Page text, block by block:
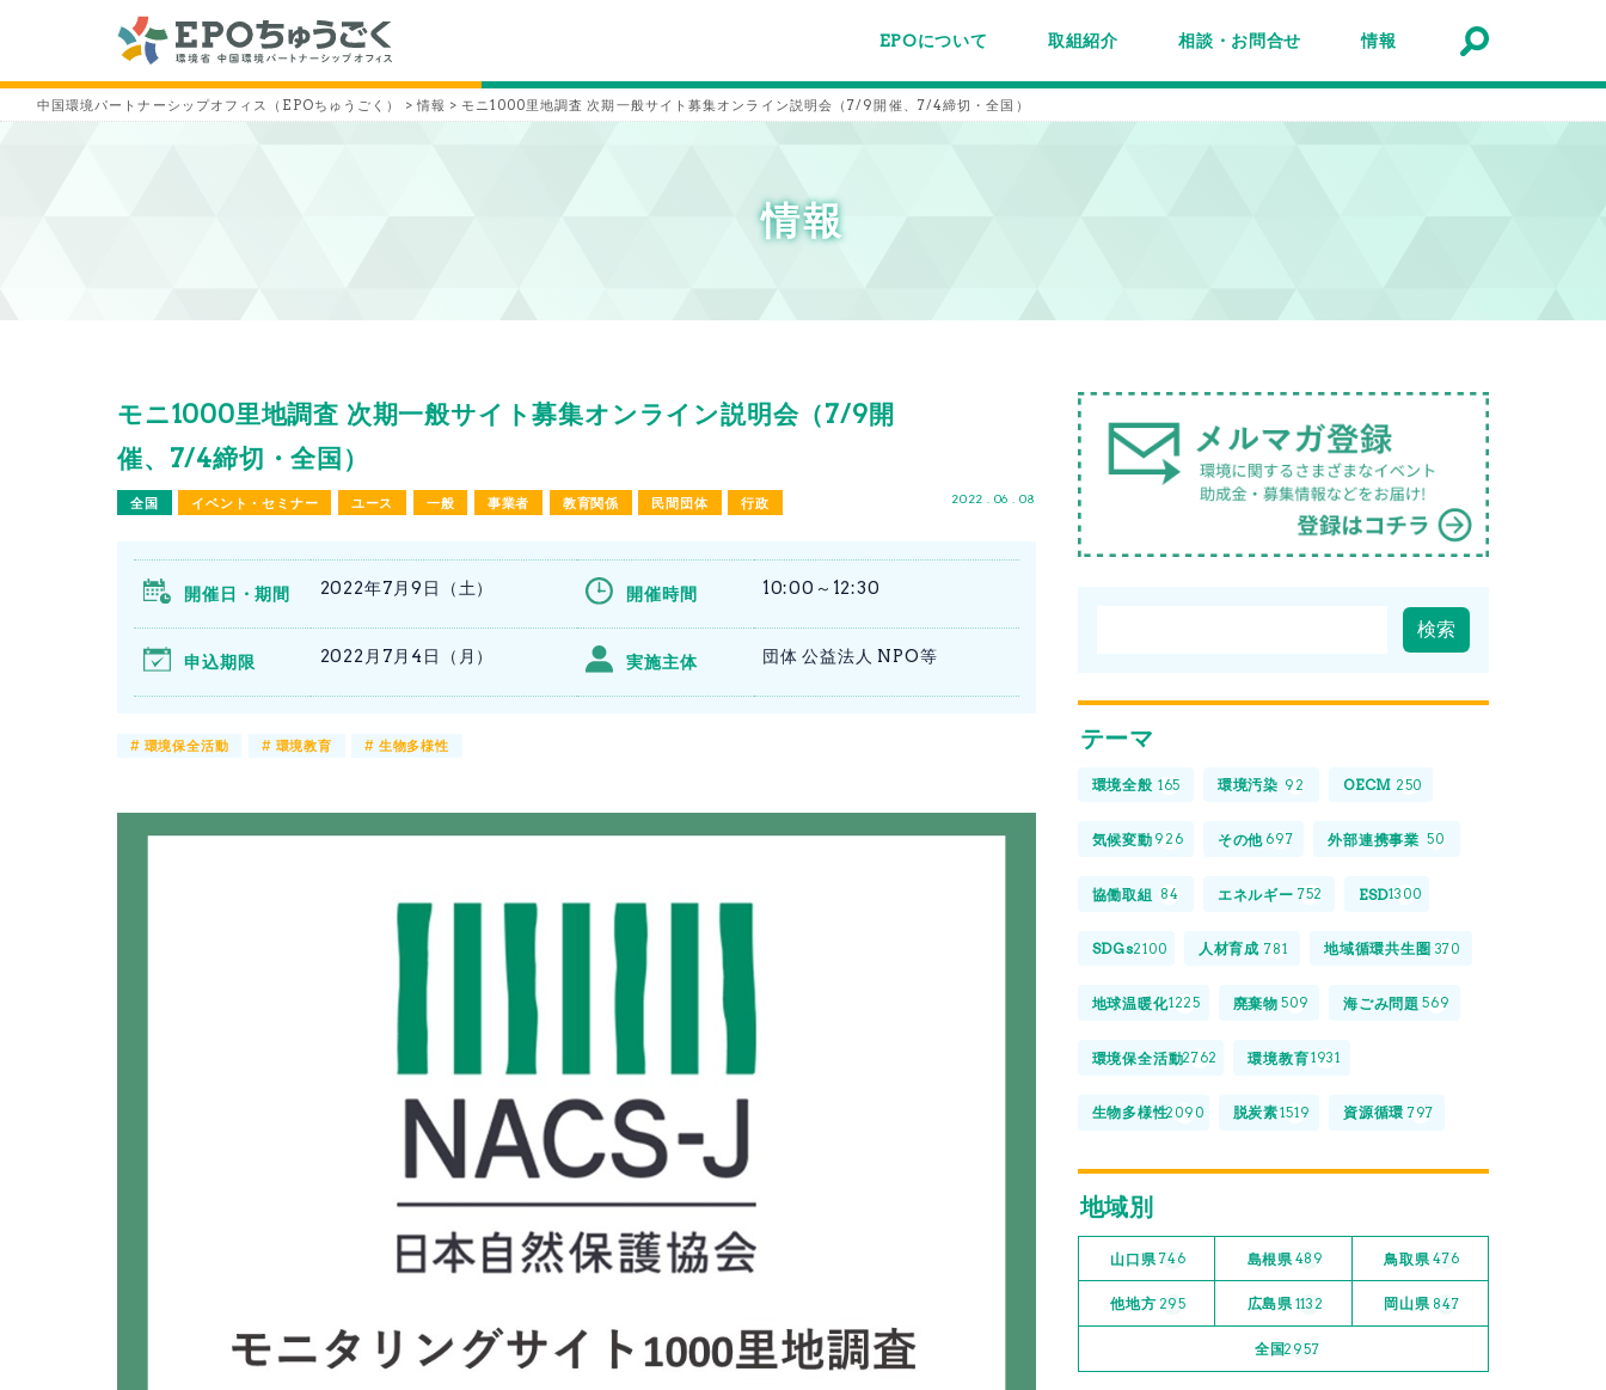
EPOについて
EPOちゅうごくについて
事業内容
スタッフ紹介
施設案内/利用案内
取組紹介 相談・お問合せ 情報
中国環境パートナーシップオフィス（EPOちゅうごく） >情報 > モニ1000里地調査 次期一般サイト募集オンライン説明会（7/9開催、7/4締切・全国）
情報
モニ1000里地調査 次期一般サイト募集オンライン説明会（7/9開
催、7/4締切・全国）
全国 イベント・セミナー ユース 一般 事業者 教育関係 民間団体 行政 2022 . 06 . 08
開催日・期間 2022年7月9日（土） 開催時間 10:00～12:30
申込期限 2022月7月4日（月） 実施主体 団体 公益法人 NPO等
# 環境保全活動 # 環境教育 # 生物多様性 テーマ
環境全般 165 環境汚染 92 OECM 250
気候変動 926 その他 697 外部連携事業 50
協働取組 84 エネルギー 752 ESD1300
SDGs2100 人材育成 781 地域循環共生圏 370
地球温暖化1225 廃棄物 509 海ごみ問題 569
環境保全活動2762 環境教育1931
生物多様性2090 脱炭素1519 資源循環 797
地域別
山口県 746 島根県 489 鳥取県 476
他地方 295 広島県1132 岡山県 847
全国2957